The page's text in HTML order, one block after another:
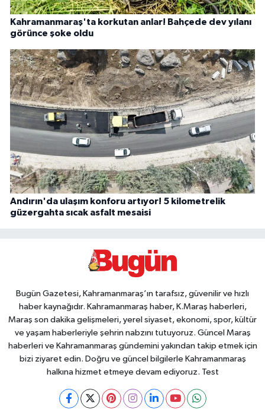
Kahramanmaraş'ta korkutan anlar! Bahçede dev yılanı
görünce şoke oldu
Andırın'da ulaşım konforu artıyor! 5 kilometrelik
güzergahta sıcak asfalt mesaisi
Bugün Gazetesi, Kahramanmaraş’ın tarafsız, güvenilir ve hızlı
haber kaynağıdır. Kahramanmaraş haber, K.Maraş haberleri,
Maraş son dakika gelişmeleri, yerel siyaset, ekonomi, spor, kültür
ve yaşam haberleriyle şehrin nabzını tutuyoruz. Güncel Maraş
haberleri ve Kahramanmaraş gündemini yakından takip etmek için
bizi ziyaret edin. Doğru ve güncel bilgilerle Kahramanmaraş
halkına hizmet etmeye devam ediyoruz. Test